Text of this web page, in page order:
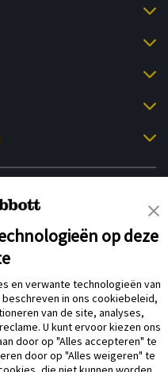
Cookie Voorkeursinstellingen
Libre, het vlinder logo, de vorm
merkaanduidingen zijn
op deze
en verwante technologieën van
in ons cookiebeleid,
van de site, analyses,
U kunt ervoor kiezen ons
door op "Alles accepteren" te
door op "Alles weigeren" te